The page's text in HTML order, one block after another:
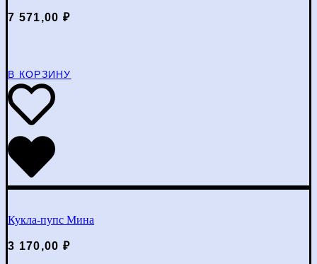
7 571,00 ₽
В КОРЗИНУ
Кукла-пупс Мина
3 170,00 ₽